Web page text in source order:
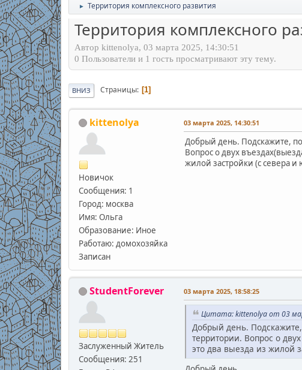
► Территория комплексного развития
Территория комплексного
Автор kittenolya, 03 марта 2025, 14:30:51
0 Пользователи и 1 гость просматривают эту тему.
ВНИЗ Страницы 1
kittenolya
Новичок
Сообщения: 1
Город: москва
Имя: Ольга
Образование: Иное
Работаю: домохозяйка
Записан
03 марта 2025, 14:30:51
Добрый день. Подскажите,
Вопрос о двух
жилой застройки (с севера и
StudentForever
Заслуженный Житель
Сообщения: 251
03 марта 2025, 18:58:25
Цитата: kittenolya от 03
Добрый день.
территории. Вопрос о
это два выезда из жилой